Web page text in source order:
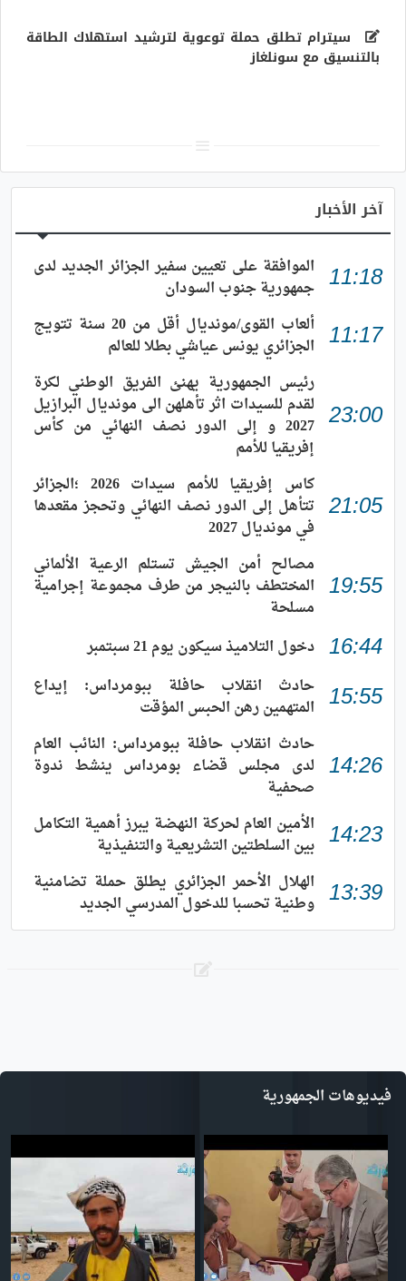
سيترام تطلق حملة توعوية لترشيد استهلاك الطاقة
بالتنسيق مع سونلغاز
آخر الأخبار
11:18 الموافقة على تعيين سفير الجزائر الجديد لدى
جمهورية جنوب السودان
11:17 ألعاب القوى/مونديال أقل من 20 سنة تتويج
الجزائري يونس عياشي بطلا للعالم
23:00
رئيس الجمهورية يهنئ الفريق الوطني لكرة
لقدم للسيدات اثر تأهلهن الى مونديال البرازيل
2027 و إلى الدور نصف النهائي من كأس
إفريقيا للأمم
21:05
كاس إفريقيا للأمم سيدات 2026 ؛الجزائر
تتأهل إلى الدور نصف النهائي وتحجز مقعدها
في مونديال 2027
19:55
مصالح أمن الجيش تستلم الرعية الألماني
المختطف بالنيجر من طرف مجموعة إجرامية
مسلحة
16:44 دخول التلاميذ سيكون يوم 21 سبتمبر
15:55 حادث انقلاب حافلة ببومرداس: إيداع
المتهمين رهن الحبس المؤقت
14:26
حادث انقلاب حافلة ببومرداس: النائب العام
لدى مجلس قضاء بومرداس ينشط ندوة
صحفية
14:23 الأمين العام لحركة النهضة يبرز أهمية التكامل
بين السلطتين التشريعية والتنفيذية
13:39 الهلال الأحمر الجزائري يطلق حملة تضامنية
وطنية تحسبا للدخول المدرسي الجديد
فيديوهات الجمهورية